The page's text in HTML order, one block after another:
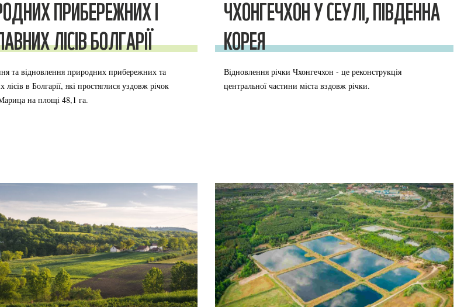
ПРИБЕРЕЖНИХ І
ЛІСІВ БОЛГАРІЇ
та відновлення природних прибережних та
лісів в Болгарії, які простяглися уздовж річок
на площі 48,1 га.
ЧХОНГЕЧХОН У СЕУЛІ, ПІВДЕННА
КОРЕЯ
Відновлення річки Чхонгечхон - це реконструкція
центральної частини міста вздовж річки.